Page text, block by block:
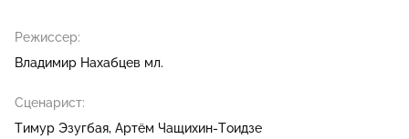
Режиссер:
Владимир Нахабцев мл.
Сценарист:
Тимур Эзугбая Артём Чащихин-Тоидзе